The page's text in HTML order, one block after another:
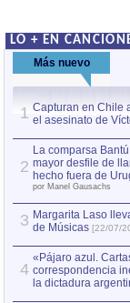
LO + EN
Más nuevo
1 Capturan en Chile
el asesinato de
2
La comparsa
mayor desfile de
hecho fuera de
por Manel Gausachs
3 Margarita Laso
de Músicas [22/07/
4
«Pájaro azul.
correspondencia
la dictadura